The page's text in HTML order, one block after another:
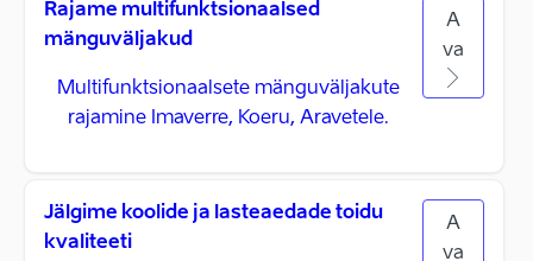
Rajame multifunktsionaalsed
mänguväljakud
Multifunktsionaalsete mänguväljakute
rajamine Imaverre, Koeru, Aravetele.
A
va
Jälgime koolide ja lasteaedade toidu
kvaliteeti
A
va